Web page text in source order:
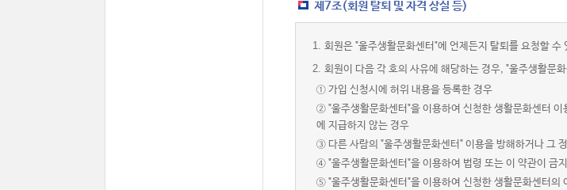
제7조(회원 탈퇴 및 자격 상실 등)
1. 회원은 "울주생활문화센터"에 언제든지 탈퇴를 요청할
2. 회원이 다음 각 호의 사유에 해당하는 경우, "울주생활문
① 가입 신청시에 허위 내용을 등록한 경우
② "울주생활문화센터"을 이용하여 신청한 생활문화센터
에 지급하지 않는 경우
③ 다른 사람의 "울주생활문화센터" 이용을 방해하거나 그
④ "울주생활문화센터"을 이용하여 법령 또는 이 약관이 금
⑤ "울주생활문화센터"을 이용하여 신청한 생활문화센터의